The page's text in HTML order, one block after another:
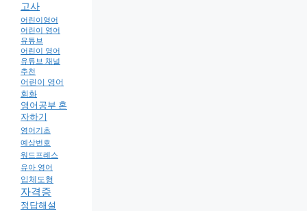
고사
어린이영어
어린이 영어
유튜브
어린이 영어
유튜브 채널
추천
어린이 영어
회화
영어공부 혼
자하기
영어기초
예상번호
워드프레스
유아 영어
입체도형
자격증
정답해설